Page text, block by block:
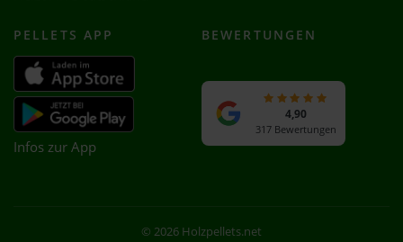
PELLETS APP
Infos zur App
BEWERTUNGEN
4,90
317 Bewertungen
© 2026 Holzpellets.net